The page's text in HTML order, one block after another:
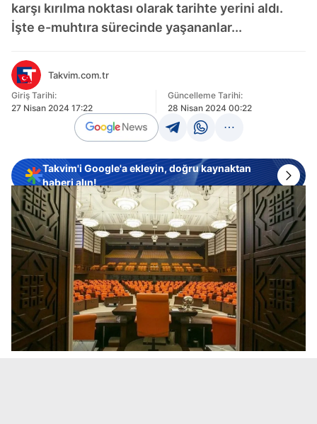
karşı kırılma noktası olarak tarihte yerini aldı.
İşte e-muhtıra sürecinde yaşananlar...
Takvim.com.tr
Giriş Tarihi:
27 Nisan 2024 17:22
Güncelleme Tarihi:
28 Nisan 2024 00:22
Takvim'i Google'a ekleyin, doğru kaynaktan
haberi alın!